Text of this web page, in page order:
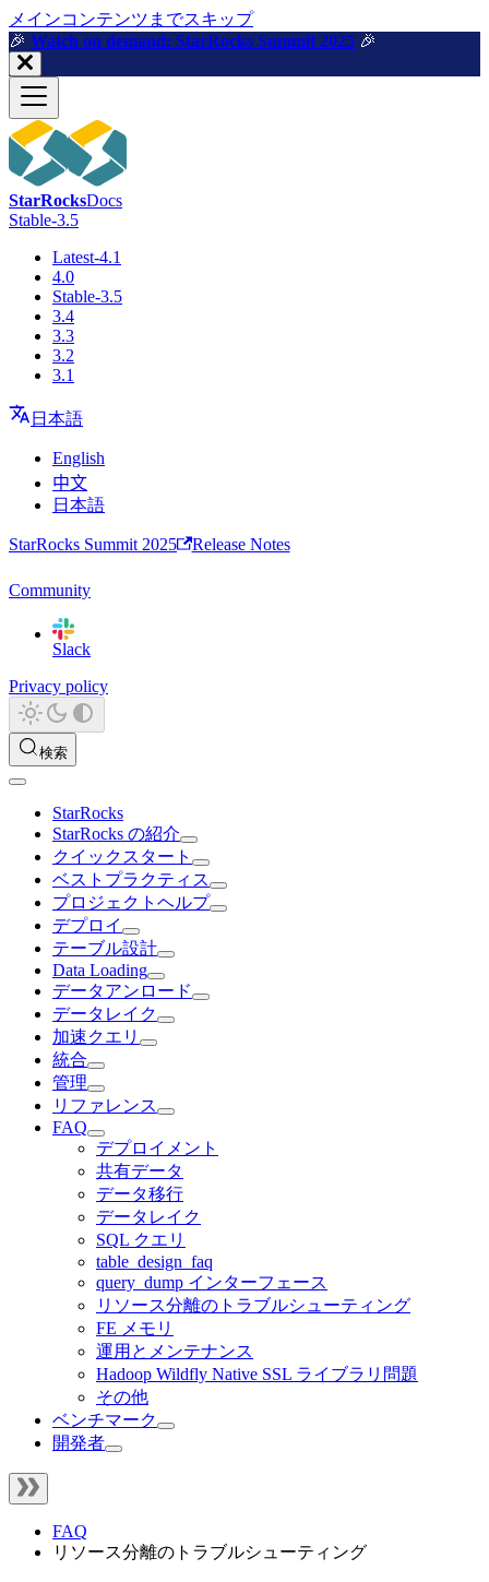
メインコンテンツまでスキップ
🎉️ Watch on demand: StarRocks Summit 2025 🎉️
StarRocksDocs
Stable-3.5
Latest-4.1
4.0
Stable-3.5
3.4
3.3
3.2
3.1
日本語
English
中文
日本語
StarRocks Summit 2025 Release Notes
Community
Slack
Privacy policy
検索
StarRocks
StarRocks の紹介
クイックスタート
ベストプラクティス
プロジェクトヘルプ
デプロイ
テーブル設計
Data Loading
データアンロード
データレイク
加速クエリ
統合
管理
リファレンス
FAQ
デプロイメント
共有データ
データ移行
データレイク
SQL クエリ
table_design_faq
query_dump インターフェース
リソース分離のトラブルシューティング
FE メモリ
運用とメンテナンス
Hadoop Wildfly Native SSL ライブラリ問題
その他
ベンチマーク
開発者
FAQ
リソース分離のトラブルシューティング